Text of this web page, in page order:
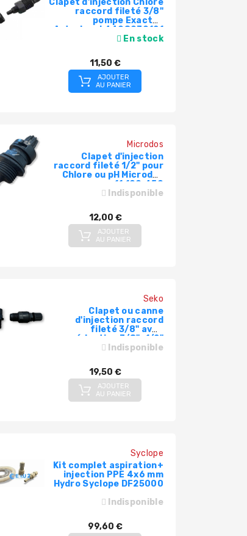
Clapet d'injection Chlore
raccord fileté 3/8"
pompe Exactus
Astralpool 4408030121
En stock
11,50 €
AJOUTER
AU PANIER
Microdos
Clapet d'injection
raccord fileté 1/2" pour
Chlore ou pH Microdos
11.100.450
Indisponible
12,00 €
AJOUTER
AU PANIER
Seko
Clapet ou canne
d'injection raccord
fileté 3/8" avec
réduction 3/8"x1/2"
Seko 9900071016-
Indisponible
19,50 €
AJOUTER
AU PANIER
Syclope
Kit complet aspiration+
injection PPE 4x6 mm
Hydro Syclope DF25000
Indisponible
99,60 €